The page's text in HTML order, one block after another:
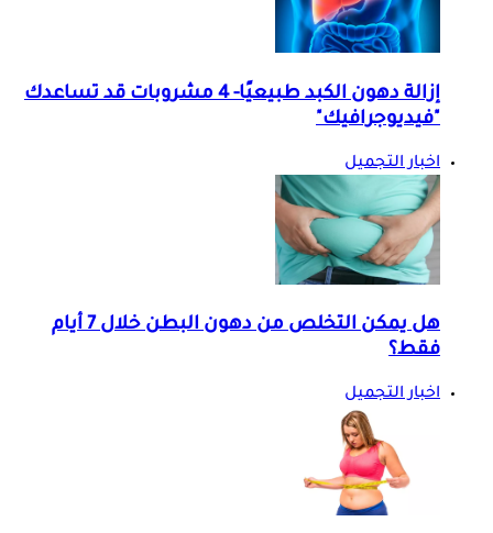
إزالة دهون الكبد طبيعيًا- 4 مشروبات قد تساعدك
"فيديوجرافيك"
اخبار التجميل
هل يمكن التخلص من دهون البطن خلال 7 أيام
فقط؟
اخبار التجميل